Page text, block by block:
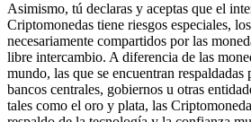
Asimismo, tú declaras y aceptas que el
Criptomonedas tiene riesgos especiales,
necesariamente compartidos por las
libre intercambio. A diferencia de las
mundo, las que se encuentran respaldadas
bancos centrales, gobiernos u otras
tales como el oro y plata, las